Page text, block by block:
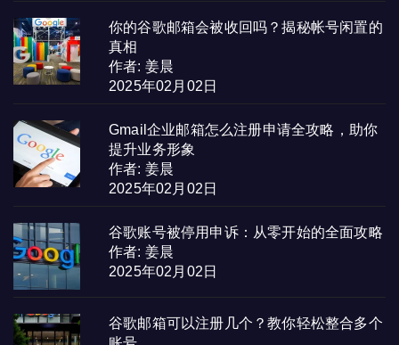
你的谷歌邮箱会被收回吗？揭秘帐号闲置的
真相
作者: 姜晨
2025年02月02日
Gmail企业邮箱怎么注册申请全攻略，助你
提升业务形象
作者: 姜晨
2025年02月02日
谷歌账号被停用申诉：从零开始的全面攻略
作者: 姜晨
2025年02月02日
谷歌邮箱可以注册几个？教你轻松整合多个